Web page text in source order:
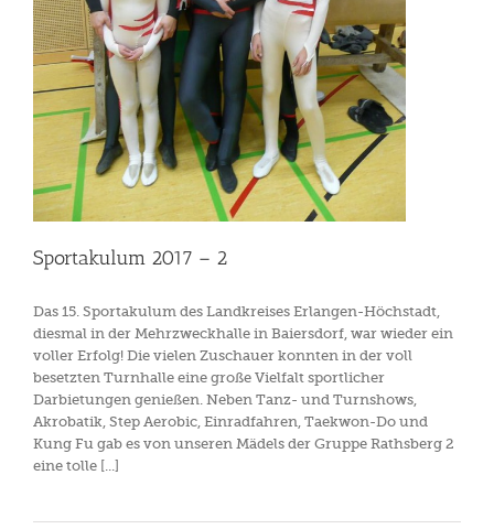
Sportakulum 2017 – 2
Das 15. Sportakulum des Landkreises Erlangen-Höchstadt,
diesmal in der Mehrzweckhalle in Baiersdorf, war wieder ein
voller Erfolg! Die vielen Zuschauer konnten in der voll
besetzten Turnhalle eine große Vielfalt sportlicher
Darbietungen genießen. Neben Tanz- und Turnshows,
Akrobatik, Step Aerobic, Einradfahren, Taekwon-Do und
Kung Fu gab es von unseren Mädels der Gruppe Rathsberg 2
eine tolle [...]